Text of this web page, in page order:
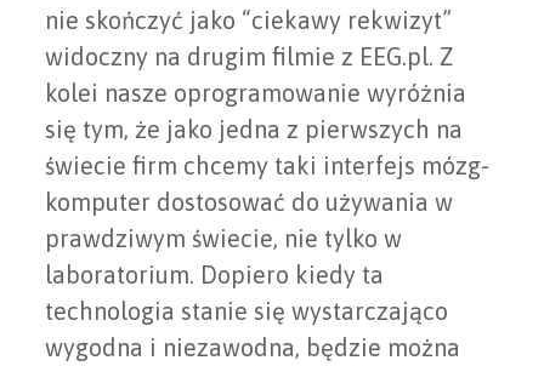
nie skończyć jako “ciekawy rekwizyt”
widoczny na drugim filmie z EEG.pl. Z
kolei nasze oprogramowanie wyróżnia
się tym, że jako jedna z pierwszych na
świecie firm chcemy taki interfejs mózg-
komputer dostosować do używania w
prawdziwym świecie, nie tylko w
laboratorium. Dopiero kiedy ta
technologia stanie się wystarczająco
wygodna i niezawodna, będzie można